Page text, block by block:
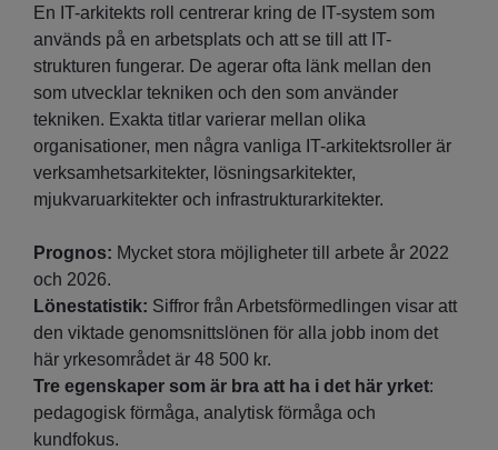
En IT-arkitekts roll centrerar kring de IT-system som
används på en arbetsplats och att se till att IT-
strukturen fungerar. De agerar ofta länk mellan den
som utvecklar tekniken och den som använder
tekniken. Exakta titlar varierar mellan olika
organisationer, men några vanliga IT-arkitektsroller är
verksamhetsarkitekter, lösningsarkitekter,
mjukvaruarkitekter och infrastrukturarkitekter.
Prognos: Mycket stora möjligheter till arbete år 2022
och 2026.
Lönestatistik: Siffror från Arbetsförmedlingen visar att
den viktade genomsnittslönen för alla jobb inom det
här yrkesområdet är 48 500 kr.
Tre egenskaper som är bra att ha i det här yrket:
pedagogisk förmåga, analytisk förmåga och
kundfokus.